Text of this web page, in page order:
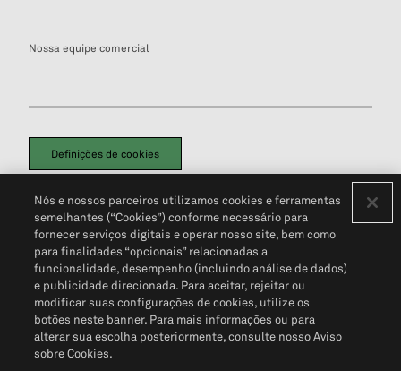
Nossa equipe comercial
Definições de cookies
Política de PrivacidadePortal de privacidade do cliente (em inglês)
Não Venda Minhas Informações Pessoais© 2026 S&P Global
Nós e nossos parceiros utilizamos cookies e ferramentas
semelhantes (“Cookies”) conforme necessário para
fornecer serviços digitais e operar nosso site, bem como
para finalidades “opcionais” relacionadas a
funcionalidade, desempenho (incluindo análise de dados)
e publicidade direcionada. Para aceitar, rejeitar ou
modificar suas configurações de cookies, utilize os
botões neste banner. Para mais informações ou para
alterar sua escolha posteriormente, consulte nosso Aviso
sobre Cookies.